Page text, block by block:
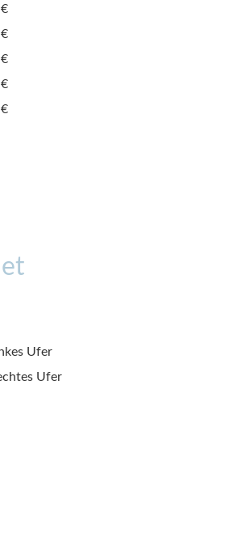
Ufer
Ufer